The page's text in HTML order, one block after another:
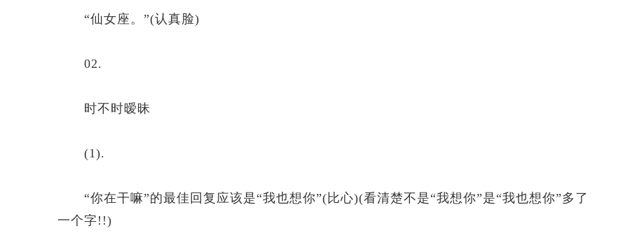
“仙女座。”(认真脸)
02.
时不时暧昧
(1).
“你在干嘛”的最佳回复应该是“我也想你”(比心)(看清楚不是“我想你”是“我也想你”多了
一个字!!)